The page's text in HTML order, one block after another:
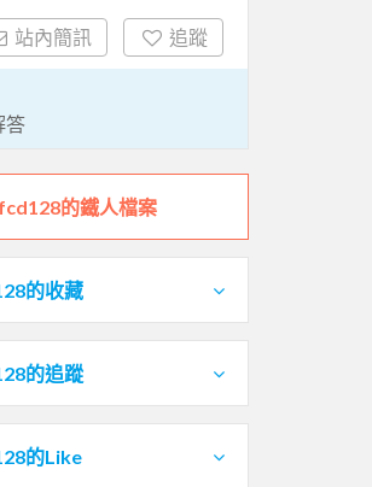
站內簡訊 追蹤
答
的鐵人檔案
的收藏
的追蹤
的Like